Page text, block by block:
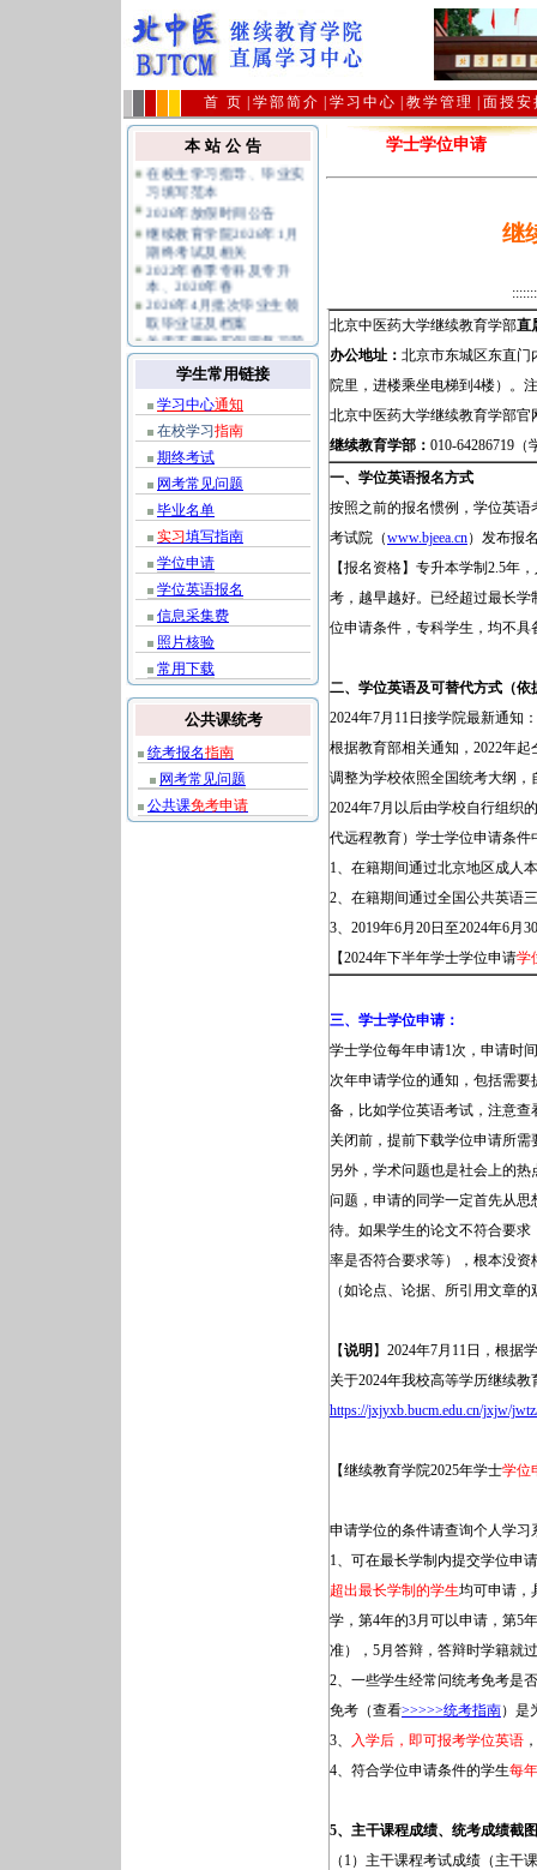
首 页 学部简介 学习中心 教学管理 面授安
本 站 公 告
在校生学习指导、毕业实
习填写范本
2026年放假时间公告
继续教育学院2026年1月
期终考试及相关
2022年春季专科及专升
本、2020年春
2026年4月批次毕业生领
取毕业证及档案
关于不要购买假冒复习题
避免上当受骗的公告
公共课统考报名及相关规
定指南学生常用链接
学习中心通知
在校学习 指南
期终考试
网考常见问题
毕业名单
实习 填写指南
学位申请
学位英语报名
信息采集费
照片核验
常用下载
公共课统考
统考报名指南
网考常见问题
公共课免考申请
学士学位申请
继
北京中医药大学继续教育学部直
办公地址： 北京市东城区东直门
院里，进楼乘坐电梯到4楼）。
北京中医药大学继续教育学部官
继续教育学部： 010-64286719（
一、学位英语报名方式
按照之前的报名惯例，学位英
考试院（www.bjeea.cn）发布报
【报名资格】专升本学制2.5年
考，越早越好。已经超过最长
位申请条件，专科学生，均不具
二、学位英语及可替代方式（依
2024年7月11日接学院最新通知：
根据教育部相关通知，2022年
调整为学校依照全国统考大纲
2024年7月以后由学校自行组织
代远程教育）学士学位申请条
1、在籍期间通过北京地区成人
2、在籍期间通过全国公共英语
3、2019年6月20日至2024年6
【2024年下半年学士学位申请学
三、学士学位申请：
学士学位每年申请1次，申请时
次年申请学位的通知，包括需
备，比如学位英语考试，注意
关闭前，提前下载学位申请所需
另外，学术问题也是社会上的
问题，申请的同学一定首先从
待。如果学生的论文不符合要
率是否符合要求等），根本没
（如论点、论据、所引用文章
【说明 】2024年7月11日，根据
关于2024年我校高等学历继续
https://jxjyxb.bucm.edu.cn/jxjw/
【继续教育学院2025年学士学位
申请学位的条件请查询个人学
1、可在最长学制内提交学位申
超出最长学制的学生均可申请，
学，第4年的3月可以申请，第5
准），5月答辩，答辩时学籍就
2、一些学生经常问统考免考是
免考（查看>>>>>统考指南）是
3、
入学后，即可报考学位英语
4、符合学位申请条件的学生每
5、主干课程成绩、统考成绩截图
（1）主干课程考试成绩（主干